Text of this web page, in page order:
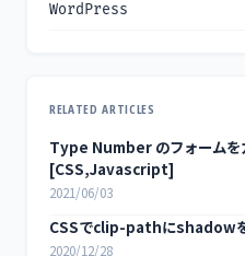
WordPress
RELATED ARTICLES
Type Number のフォームを
[CSS,Javascript]
2021/06/03
CSSでclip-pathにshadow
2020/12/28